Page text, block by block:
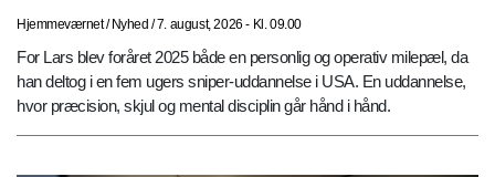
Hjemmeværnet / Nyhed /7. august, 2026 - Kl. 09.00
For Lars blev foråret 2025 både en personlig og operativ milepæl, da
han deltog i en fem ugers sniper-uddannelse i USA. En uddannelse,
hvor præcision, skjul og mental disciplin går hånd i hånd.